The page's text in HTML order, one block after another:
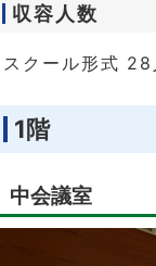
収容人数
スクール形式
1階
中会議室